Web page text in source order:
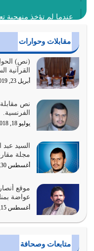
عندما لم تؤخذ منهجية
أغسطس 3, 2026
الغاية من الصلاة هو
{وَأَعِدُّوا لَهُمْ مَا…
أغسطس 2, 2026
السبب الرئيسي لشقاء
لحدود الله بالإضافات
أغسطس 1, 2026
أبرز أسباب الشقاء هو
المتمثل في القرآن
يوليو 31, 2026
أولياء الشيطان كلما
أكثر ضعفاً
يوليو 30, 2026
وعد الله تعالى من يُقتل
والاستبشار والنجاة
مقابلات وحوارات
(نص)
القرآنية
أبريل 23, 2019
نص
الفرنسية.
يوليو 18, 2018
السيد
مجلة
أغسطس 30, 2016
موقع
عواضة
أغسطس 15, 2016
متابعات وصحافة